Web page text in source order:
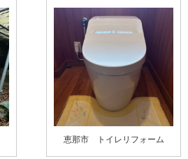
恵那市 トイレリフォーム